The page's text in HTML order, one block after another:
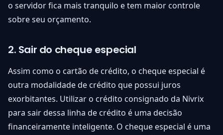
o servidor fica mais tranquilo e tem maior controle
sobre seu orçamento.
2. Sair do cheque especial
Assim como o cartão de crédito, o cheque especial é
outra modalidade de crédito que possui juros
exorbitantes. Utilizar o crédito consignado da Nivrix
para sair dessa linha de crédito é uma decisão
financeiramente inteligente. O cheque especial é uma